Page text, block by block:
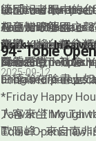
德國記者眼中的
I had the hardest
And what better
journalist who
German media
unbiased
achieved for
Taiwan. There is
about its
amazing people
以「
在台灣跟德國之
報導，將台灣介
灣的民主、社會
白德瀚在臉書上
就是我在找的最
人眼裏，台灣究
呢？希望這集的
想更加瞭解Klaus
work:and
Klaus 的 Twitter
喜歡 Klaus 在台
頁看看哦！To
bring more news
https://
每週的來賓DJ音
The Wellerman
2025-09-12
­*Friday Happy
Taiwan Through
歐陽峰 - 來自南
人客來坐 My
Tobie Openshaw